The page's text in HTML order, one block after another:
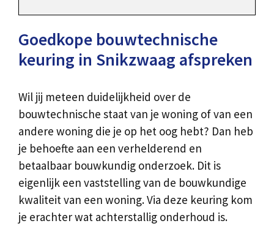
Goedkope bouwtechnische
keuring in Snikzwaag afspreken
Wil jij meteen duidelijkheid over de
bouwtechnische staat van je woning of van een
andere woning die je op het oog hebt? Dan heb
je behoefte aan een verhelderend en
betaalbaar bouwkundig onderzoek. Dit is
eigenlijk een vaststelling van de bouwkundige
kwaliteit van een woning. Via deze keuring kom
je erachter wat achterstallig onderhoud is.